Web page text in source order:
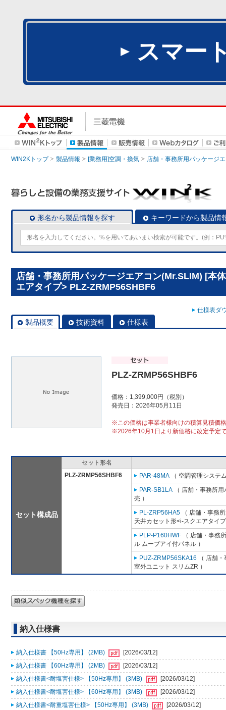
スマー
WIN2Kトップ 製品情報 [業務用]空調・換気 店舗・事務所用パッケージ
形名から製品情報を探す キーワードから製品情
店舗・事務所用パッケージエアコン(Mr.SLIM) [本
エアタイプ> PLZ-ZRMP56SHBF6
仕様表ダ
製品概要 技術資料 仕様表
PLZ-ZRMP56SHBF6
価格：1,399,000円（税別）
発売日：2026年05月11日
※この価格は事業者様向けの積算見積価
※2026年10月1日より新価格に改定予定
セット構成品
セット形名
PLZ-ZRMP56SHBF6
PAR-48MA （ 空調管理システ
PAR-SB1LA （ 店舗・事務所
売 ）
PL-ZRP56HA5 （ 店舗・事務
天井カセット形<i-スクエアタイ
PLP-P160HWF （ 店舗・事務
ル ムーブアイ付パネル ）
PUZ-ZRMP56SKA16 （ 店舗
室外ユニット スリムZR ）
納入仕様書
納入仕様書 【50Hz専用】 (2MB)
[2026/03/12]
納入仕様書 【60Hz専用】 (2MB)
[2026/03/12]
納入仕様書<耐塩害仕様> 【50Hz専用】 (3MB)
[2026/03/12]
納入仕様書<耐塩害仕様> 【60Hz専用】 (3MB)
[2026/03/12]
納入仕様書<耐重塩害仕様> 【50Hz専用】 (3MB)
[2026/03/12]